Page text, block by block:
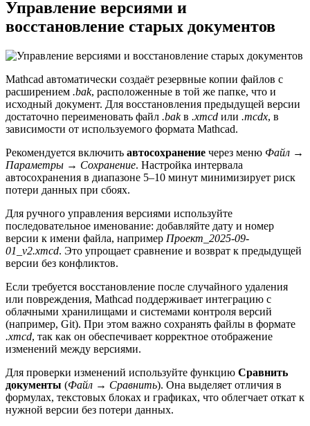
Управление версиями и
восстановление старых документов
Mathcad автоматически создаёт резервные копии файлов с
расширением .bak, расположенные в той же папке, что и
исходный документ. Для восстановления предыдущей версии
достаточно переименовать файл .bakв .xmcd или .mcdx, в
зависимости от используемого формата Mathcad.
Рекомендуется включить автосохранение через меню Файл →
Параметры → Сохранение. Настройка интервала
автосохранения в диапазоне 5–10 минут минимизирует риск
потери данных при сбоях.
Для ручного управления версиями используйте
последовательное именование: добавляйте дату и номер
версии к имени файла, например Проект_2025-09-
01_v2.xmcd. Это упрощает сравнение и возврат к предыдущей
версии без конфликтов.
Если требуется восстановление после случайного удаления
или повреждения, Mathcad поддерживает интеграцию с
облачными хранилищами и системами контроля версий
(например, Git). При этом важно сохранять файлы в формате
.xmcd, так как он обеспечивает корректное отображение
изменений между версиями.
Для проверки изменений используйте функцию Сравнить
документы (Файл → Сравнить). Она выделяет отличия в
формулах, текстовых блоках и графиках, что облегчает откат к
нужной версии без потери данных.